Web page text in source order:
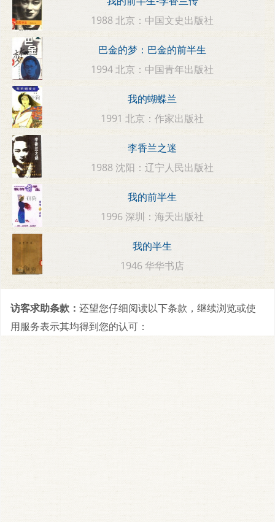
1988 北京：中国文史出版社
巴金的梦：巴金的前半生
1994 北京：中国青年出版社
我的蝴蝶兰
1991 北京：作家出版社
李香兰之迷
1988 沈阳：辽宁人民出版社
我的前半生
1996 深圳：海天出版社
我的半生
1946 华华书店
访客求助条款： 还望您仔细阅读以下条款，继续浏览或使
用服务表示其均得到您的认可：